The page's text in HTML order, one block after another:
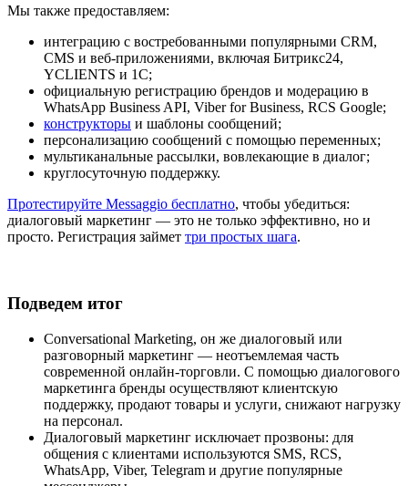
Мы также предоставляем:
интеграцию с востребованными популярными CRM,
CMS и веб-приложениями, включая Битрикс24,
YCLIENTS и 1C;
официальную регистрацию брендов и модерацию в
WhatsApp Business API, Viber for Business, RCS Google;
конструкторы и шаблоны сообщений;
персонализацию сообщений с помощью переменных;
мультиканальные рассылки, вовлекающие в диалог;
круглосуточную поддержку.
Протестируйте Messaggio бесплатно, чтобы убедиться:
диалоговый маркетинг — это не только эффективно, но и
просто. Регистрация займет три простых шага.
Подведем итог
Conversational Marketing, он же диалоговый или
разговорный маркетинг — неотъемлемая часть
современной онлайн-торговли. С помощью диалогового
маркетинга бренды осуществляют клиентскую
поддержку, продают товары и услуги, снижают нагрузку
на персонал.
Диалоговый маркетинг исключает прозвоны: для
общения с клиентами используются SMS, RCS,
WhatsApp, Viber, Telegram и другие популярные